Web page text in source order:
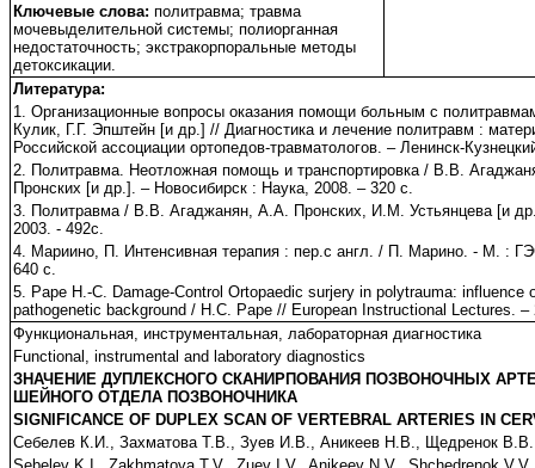
Ключевые слова: политравма; травма
мочевыделительной системы; полиорганная
недостаточность; экстракорпоральные методы
детоксикации.
Литература:
1. Организационные вопросы оказания помощи больным с
Кулик, Г.Г. Эпштейн [и др.] // Диагностика и лечение политравм :
Российской ассоциации ортопедов-травматологов. – Ленинск-
2. Политравма. Неотложная помощь и транспортировка / В.В.
Пронских [и др.]. – Новосибирск : Наука, 2008. – 320 с.
3. Политравма / В.В. Агаджанян, А.А. Пронских, И.М. Устьянцева [и
2003. - 492с.
4. Мариино, П. Интенсивная терапия : пер.с англ. / П. Марино. - М.
640 с.
5. Pape H.-C. Damage-Control Ortopaedic surjery in polytrauma: influence
pathogenetic background / H.C. Pape // European Instructional Lectures. –
Функциональная, инструментальная, лабораторная диагностика
Functional, instrumental and laboratory diagnostics
ЗНАЧЕНИЕ ДУПЛЕКСНОГО СКАНИРПОВАНИЯ ПОЗВОНОЧНЫХ
ШЕЙНОГО ОТДЕЛА ПОЗВОНОЧНИКА
SIGNIFICANCE OF DUPLEX SCAN OF VERTEBRAL ARTERIES IN
Себелев К.И., Захматова Т.В., Зуев И.В., Аникеев Н.В., Щедренок